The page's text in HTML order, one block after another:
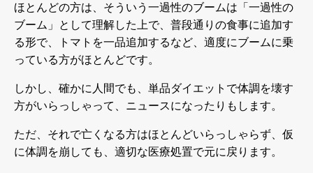
ほとんどの方は、そういう一過性のブームは「一過性の
ブーム」として理解した上で、普段通りの食事に追加す
る形で、トマトを一品追加するなど、適度にブームに乗
っている方がほとんどです。
しかし、確かに人間でも、単品ダイエットで体調を壊す
方がいらっしゃって、ニュースになったりもします。
ただ、それで亡くなる方はほとんどいらっしゃらず、仮
に体調を崩しても、適切な医療処置で元に戻ります。